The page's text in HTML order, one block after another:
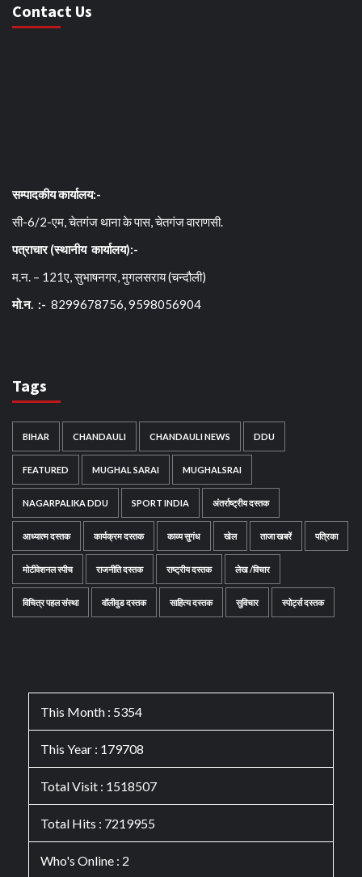
Contact Us
सम्पादकीय कार्यालय:-
सी-6/2-एम, चेतगंज थाना के पास, चेतगंज वाराणसी.
पत्राचार (स्थानीय कार्यालय):-
म.न. – 121ए, सुभाषनगर, मुगलसराय (चन्दौली)
मो.न. :- 8299678756, 9598056904
Tags
BIHAR CHANDAULI CHANDAULI NEWS DDU
FEATURED MUGHAL SARAI MUGHALSRAI
NAGARPALIKA DDU SPORT INDIA अंतर्राष्ट्रीय दस्तक
आध्यात्म दस्तक कार्यक्रम दस्तक काव्य सुगंध खेल ताजा खबरें पत्रिका
मोटीवेशनल स्पीच राजनीति दस्तक राष्ट्रीय दस्तक लेख /विचार
विचित्र पहल संस्था वॉलीवुड दस्तक साहित्य दस्तक सुविचार स्पोर्ट्स दस्तक
This Month : 5354
This Year : 179708
Total Visit : 1518507
Total Hits : 7219955
Who's Online : 2